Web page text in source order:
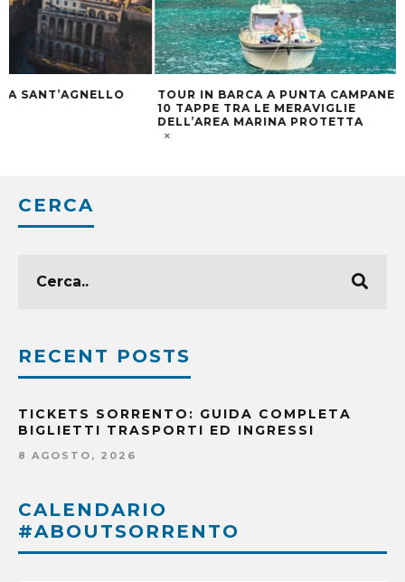
TOUR IN BARCA A PUNTA CAMPANELLA:
10 TAPPE TRA LE MERAVIGLIE
DELL’AREA MARINA PROTETTA
LE FOTO
CALENDARIO
SORRENTO
CERCA
RECENT POSTS
TICKETS SORRENTO: GUIDA COMPLETA
BIGLIETTI TRASPORTI ED INGRESSI
8 AGOSTO, 2026
CALENDARIO
#ABOUTSORRENTO